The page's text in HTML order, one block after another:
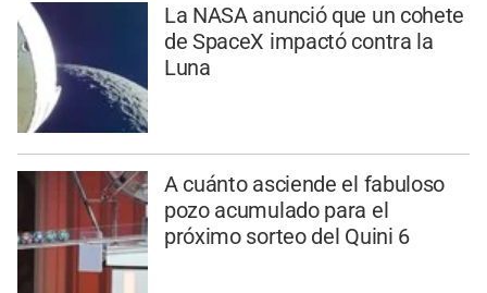
La NASA anunció que un cohete
de SpaceX impactó contra la
Luna
A cuánto asciende el fabuloso
pozo acumulado para el
próximo sorteo del Quini 6